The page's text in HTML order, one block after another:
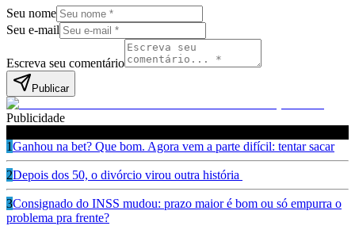
Seu nome
Seu e-mail
Escreva seu comentário
Publicar
Publicidade
1Ganhou na bet? Que bom. Agora vem a parte difícil: tentar sacar
2Depois dos 50, o divórcio virou outra história
3Consignado do INSS mudou: prazo maior é bom ou só empurra o
problema pra frente?